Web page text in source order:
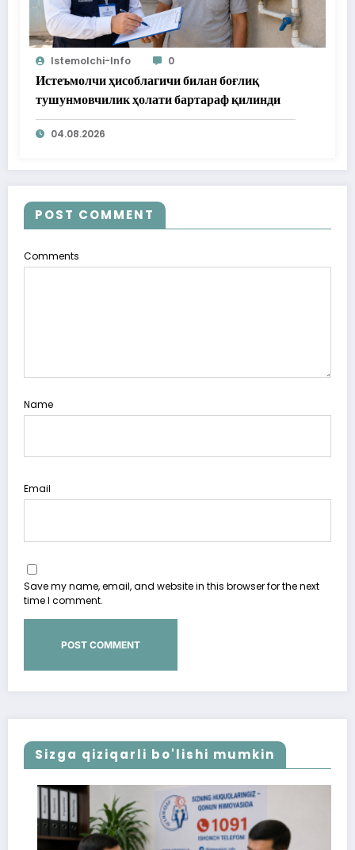
Istemolchi-Info 0
Истеъмолчи ҳисоблагичи билан боғлиқ
тушунмовчилик ҳолати бартараф қилинди
04.08.2026
POST COMMENT
Comments
Name
Email
Save my name, email, and website in this browser for the next
time I comment.
Sizga qiziqarli bo'lishi mumkin